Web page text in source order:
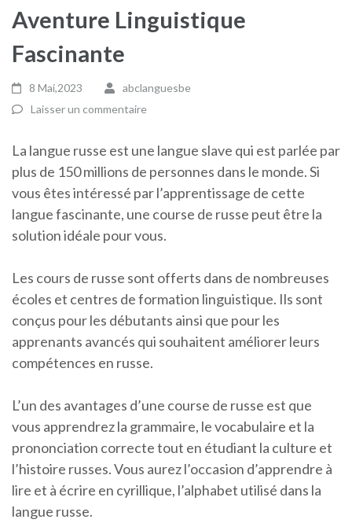
Aventure Linguistique
Fascinante
8 Mai,2023
abclanguesbe
Laisser un commentaire
La langue russe est une langue slave qui est parlée par
plus de 150 millions de personnes dans le monde. Si
vous êtes intéressé par l’apprentissage de cette
langue fascinante, une course de russe peut être la
solution idéale pour vous.
Les cours de russe sont offerts dans de nombreuses
écoles et centres de formation linguistique. Ils sont
conçus pour les débutants ainsi que pour les
apprenants avancés qui souhaitent améliorer leurs
compétences en russe.
L’un des avantages d’une course de russe est que
vous apprendrez la grammaire, le vocabulaire et la
prononciation correcte tout en étudiant la culture et
l’histoire russes. Vous aurez l’occasion d’apprendre à
lire et à écrire en cyrillique, l’alphabet utilisé dans la
langue russe.